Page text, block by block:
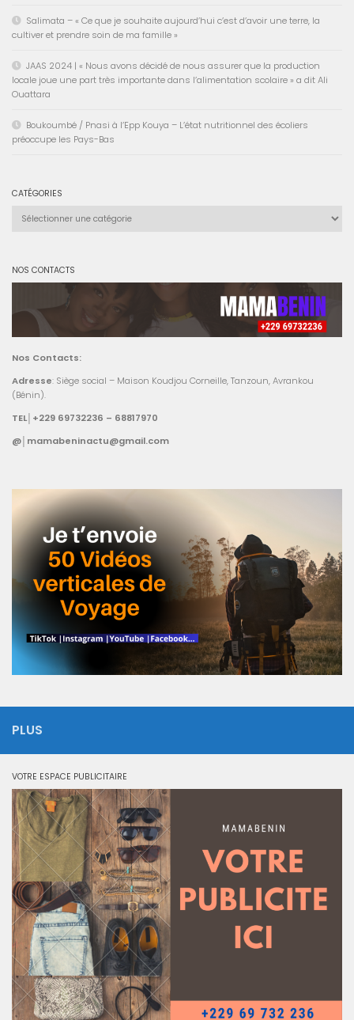
Salimata – « Ce que je souhaite aujourd’hui c’est d’avoir une terre, la
cultiver et prendre soin de ma famille »
JAAS 2024 | « Nous avons décidé de nous assurer que la production
locale joue une part très importante dans l’alimentation scolaire » a dit Ali
Ouattara
Boukoumbé / Pnasi à l’Epp Kouya – L’état nutritionnel des écoliers
préoccupe les Pays-Bas
CATÉGORIES
NOS CONTACTS
Nos Contacts:
Adresse: Siège social – Maison Koudjou Corneille, Tanzoun, Avrankou
(Bénin).
TEL│+229 69732236 – 68817970
@│mamabeninactu@gmail.com
PLUS
VOTRE ESPACE PUBLICITAIRE